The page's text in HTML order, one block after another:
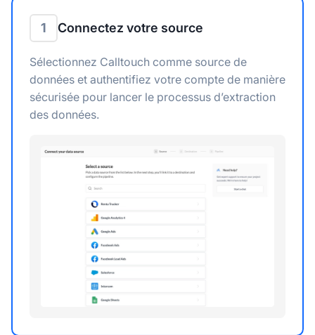
1 Connectez votre source
Sélectionnez Calltouch comme source de
données et authentifiez votre compte de manière
sécurisée pour lancer le processus d’extraction
des données.